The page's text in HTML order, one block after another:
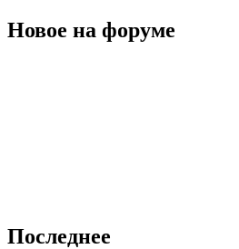
Новое на форуме
Последнее